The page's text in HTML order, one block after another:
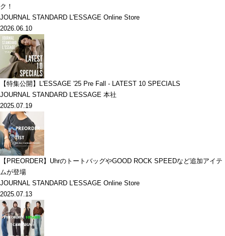
ク！
JOURNAL STANDARD L'ESSAGE Online Store
2026.06.10
【特集公開】L'ESSAGE '25 Pre Fall - LATEST 10 SPECIALS
JOURNAL STANDARD L'ESSAGE 本社
2025.07.19
【PREORDER】UhrのトートバッグやGOOD ROCK SPEEDなど追加アイテ
ムが登場
JOURNAL STANDARD L'ESSAGE Online Store
2025.07.13